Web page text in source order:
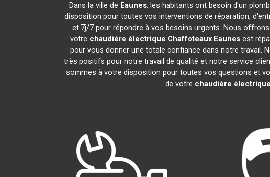
Dans la ville de Eaunes, les habitants ont besoin d'un
disposition pour toutes vos interventions de réparation,
et 7j/7 pour répondre à vos besoins urgents. Nous
votre chaudière électrique Chaffoteaux Eaunesest
pour vous donner une totale confiance dans notre travail.
très positifs pour notre travail de qualité et notre service
sommes à votre disposition pour toutes vos questions et
de votre chaudière